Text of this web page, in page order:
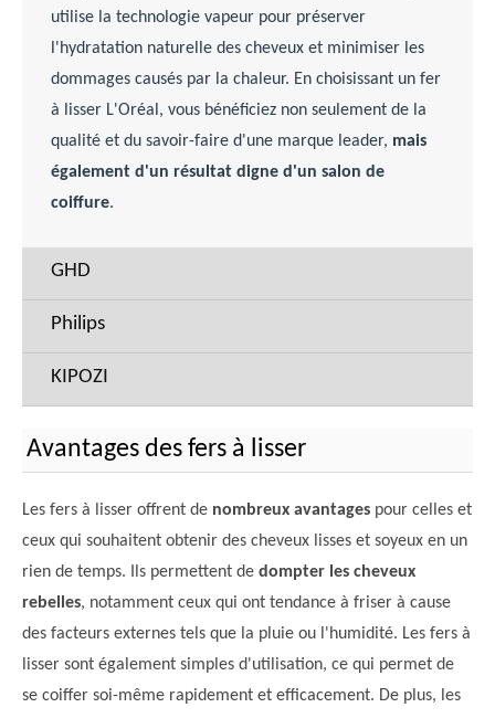
utilise la technologie vapeur pour préserver
l'hydratation naturelle des cheveux et minimiser les
dommages causés par la chaleur. En choisissant un fer
à lisser L'Oréal, vous bénéficiez non seulement de la
qualité et du savoir-faire d'une marque leader, mais
également d'un résultat digne d'un salon de
coiffure.
GHD
Philips
KIPOZI
Avantages des fers à lisser
Les fers à lisser offrent de nombreux avantages pour celles et
ceux qui souhaitent obtenir des cheveux lisses et soyeux en un
rien de temps. Ils permettent de dompter les cheveux
rebelles, notamment ceux qui ont tendance à friser à cause
des facteurs externes tels que la pluie ou l'humidité. Les fers à
lisser sont également simples d'utilisation, ce qui permet de
se coiffer soi-même rapidement et efficacement. De plus, les